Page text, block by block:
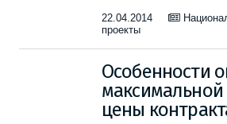
22.04.2014
проекты
Особенности
цены